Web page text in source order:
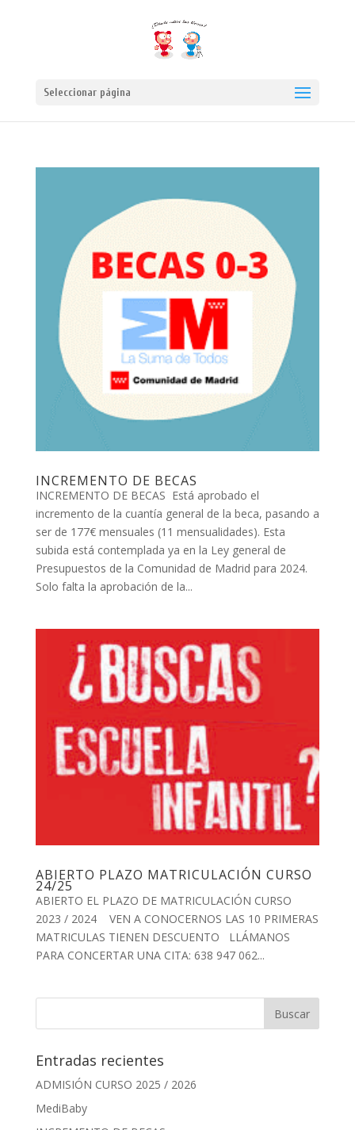
Seleccionar página
INCREMENTO DE BECAS
INCREMENTO DE BECAS Está aprobado el
incremento de la cuantía general de la beca, pasando a
ser de 177€ mensuales (11 mensualidades). Esta
subida está contemplada ya en la Ley general de
Presupuestos de la Comunidad de Madrid para 2024.
Solo falta la aprobación de la...
ABIERTO PLAZO MATRICULACIÓN CURSO
24/25
ABIERTO EL PLAZO DE MATRICULACIÓN CURSO
2023 / 2024 VEN A CONOCERNOS LAS 10 PRIMERAS
MATRICULAS TIENEN DESCUENTO LLÁMANOS
PARA CONCERTAR UNA CITA: 638 947 062...
Entradas recientes
ADMISIÓN CURSO 2025 / 2026
MediBaby